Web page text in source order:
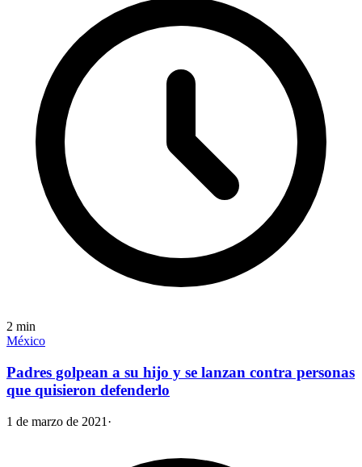
2 min
México
Padres golpean a su hijo y se lanzan contra personas
que quisieron defenderlo
1 de marzo de 2021 ·